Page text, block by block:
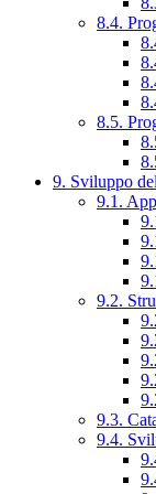
8.4.
8.5.
9. Sviluppo
9.1.
9.2.
9.3.
9.4.